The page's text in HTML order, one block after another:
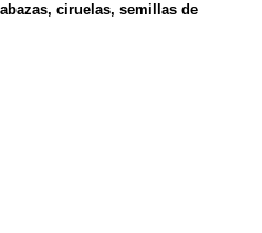
ciruelas, semillas de